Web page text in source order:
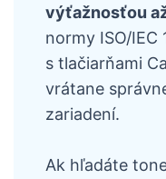
výťažnosťou
normy ISO/
s tlačiarňami
vrátane
zariadení.
Ak hľadáte